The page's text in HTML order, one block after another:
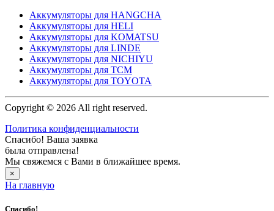
Аккумуляторы для HANGCHA
Аккумуляторы для HELI
Аккумуляторы для KOMATSU
Аккумуляторы для LINDE
Аккумуляторы для NICHIYU
Аккумуляторы для TCM
Аккумуляторы для TOYOTA
Copyright © 2026 All right reserved.
Политика конфиденциальности
Спасибо! Ваша заявка
была отправлена!
Мы свяжемся с Вами в ближайшее время.
×
На главную
Спасибо!